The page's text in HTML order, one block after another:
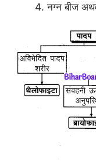
नग्न बीज